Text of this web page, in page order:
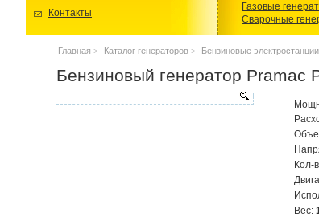
Контакты
Газовые
Сварочные
Главная > Каталог генераторов > Бензиновые электростанции
Бензиновый генератор Pramac
Кол-
Вес: